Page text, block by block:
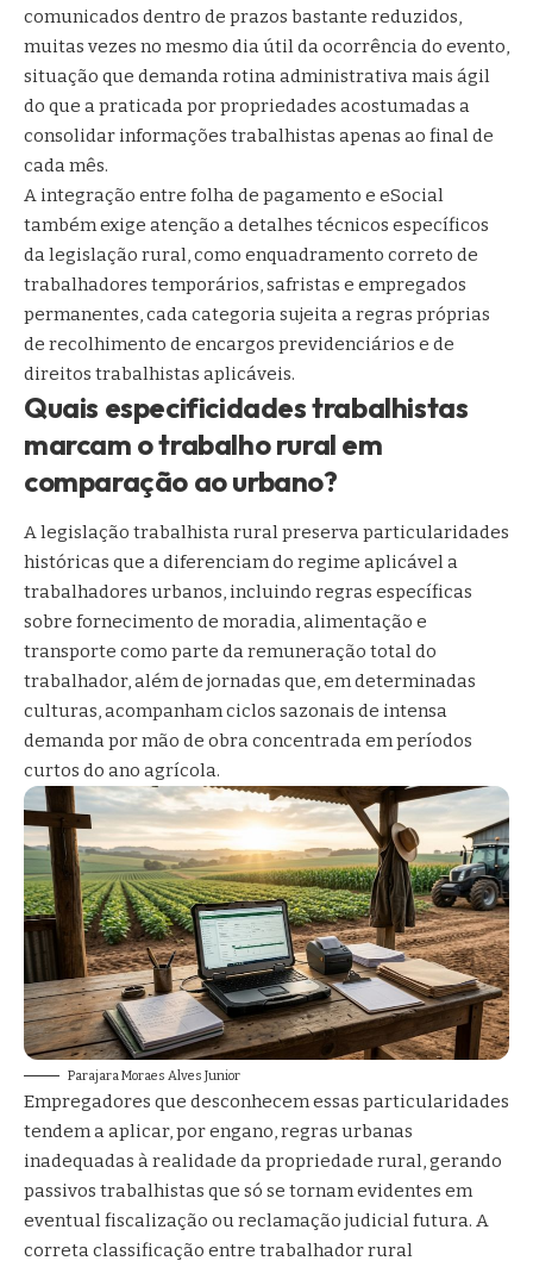
comunicados dentro de prazos bastante reduzidos,
muitas vezes no mesmo dia útil da ocorrência do evento,
situação que demanda rotina administrativa mais ágil
do que a praticada por propriedades acostumadas a
consolidar informações trabalhistas apenas ao final de
cada mês.
A integração entre folha de pagamento e eSocial
também exige atenção a detalhes técnicos específicos
da legislação rural, como enquadramento correto de
trabalhadores temporários, safristas e empregados
permanentes, cada categoria sujeita a regras próprias
de recolhimento de encargos previdenciários e de
direitos trabalhistas aplicáveis.
Quais especificidades trabalhistas
marcam o trabalho rural em
comparação ao urbano?
A legislação trabalhista rural preserva particularidades
históricas que a diferenciam do regime aplicável a
trabalhadores urbanos, incluindo regras específicas
sobre fornecimento de moradia, alimentação e
transporte como parte da remuneração total do
trabalhador, além de jornadas que, em determinadas
culturas, acompanham ciclos sazonais de intensa
demanda por mão de obra concentrada em períodos
curtos do ano agrícola.
Parajara Moraes Alves Junior
Empregadores que desconhecem essas particularidades
tendem a aplicar, por engano, regras urbanas
inadequadas à realidade da propriedade rural, gerando
passivos trabalhistas que só se tornam evidentes em
eventual fiscalização ou reclamação judicial futura. A
correta classificação entre trabalhador rural